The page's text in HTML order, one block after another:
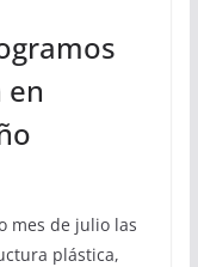
en
mes de julio las
plástica,